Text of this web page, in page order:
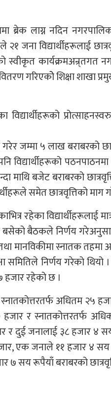
ब्रेक लाग्न नदिन
जना विद्यार्थीहरूलाई
कार्यक्रमअन्र्तगत
वितरण गरिएकोे शिक्षा शाखा
जम्मा ५ लाख बराबरको
पठनपाठनमा
बजेट बराबरको
समेत छात्रवृत्तिको
विद्यार्थीहरूलाई मात्र
बैठकले निर्णय गरेअनुसार
मानविकीमा स्नातक
समितिले निर्णय गरेको
हजार रहेको छ ।
अधितम २५
र स्नातकोत्तरतर्फ
र दुई जनालाई ३८ हजार ४
एक जनाले ११ हजार ४
सय रूपैयाँ बराबरको